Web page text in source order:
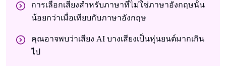
การเลือกเสียงสําหรับภาษาที่ไม่ใช่ภาษาอังกฤษนั้น
น้อยกว่าเมื่อเทียบกับภาษาอังกฤษ
คุณอาจพบว่าเสียง AI บางเสียงเป็นหุ่นยนต์มากเกิน
ไป